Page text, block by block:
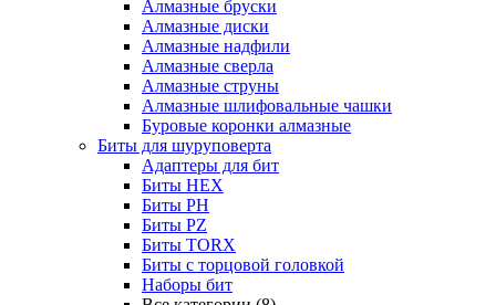
Алмазные бруски
Алмазные диски
Алмазные надфили
Алмазные сверла
Алмазные струны
Алмазные шлифовальные чашки
Буровые коронки алмазные
Биты для шуруповерта
Адаптеры для бит
Биты HEX
Биты PH
Биты PZ
Биты TORX
Биты с торцовой головкой
Наборы бит